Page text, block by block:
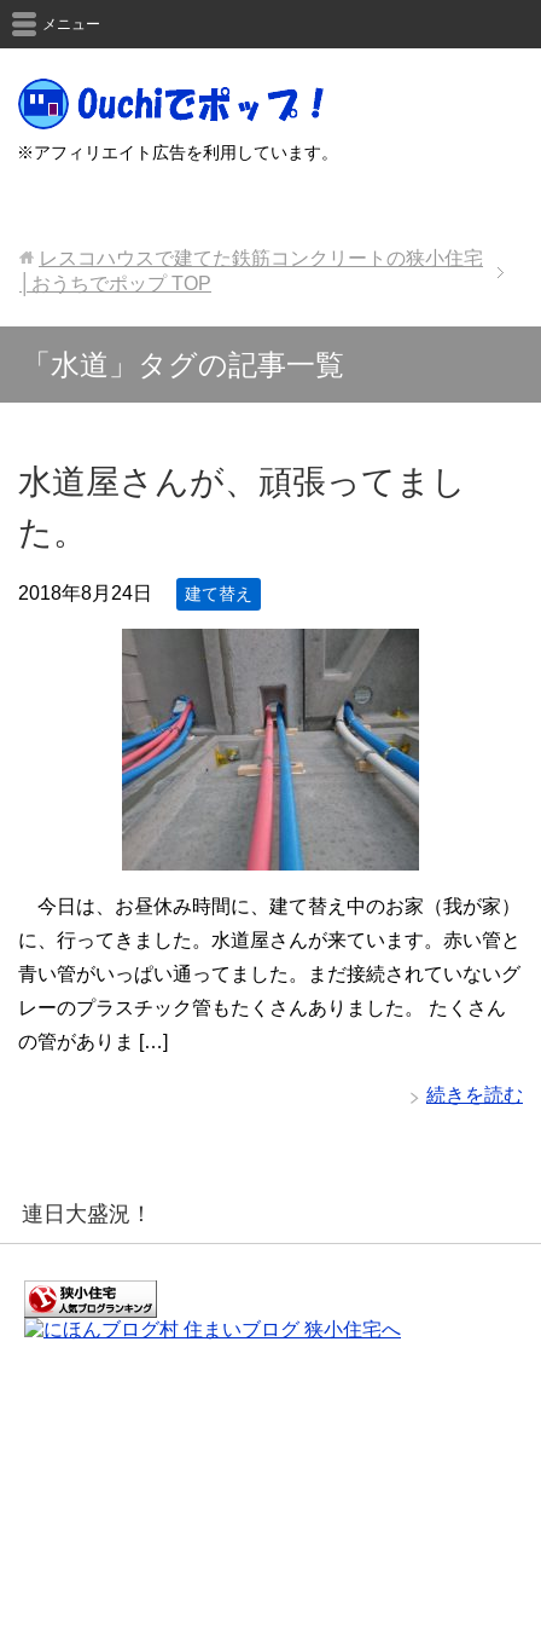
※アフィリエイト広告を利用しています。
メニュー
レスコハウスで建てた鉄筋コンクリートの狭小住宅
│おうちでポップTOP
「水道」タグの記事一覧
水道屋さんが、頑張ってまし
た。
2018年8月24日 建て替え
今日は、お昼休み時間に、建て替え中のお家（我が家）
に、行ってきました。水道屋さんが来ています。赤い管と
青い管がいっぱい通ってました。まだ接続されていないグ
レーのプラスチック管もたくさんありました。 たくさん
の管がありま […]
続きを読む
連日大盛況！